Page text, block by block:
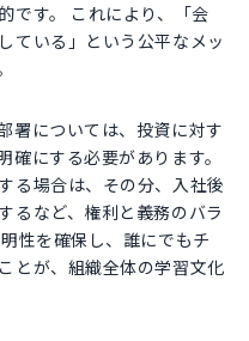
です。 これにより、「会
ている」という公平なメッ
署については、投資に対す
にする必要があります。
る場合は、その分、入社後
るなど、権利と義務のバラ
性を確保し、誰にでもチ
とが、組織全体の学習文化